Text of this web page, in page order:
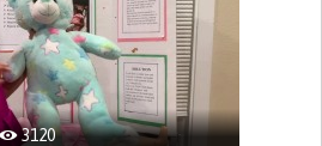
PROTECTION, FALLS,
OPHTHALMOLOGY
3120